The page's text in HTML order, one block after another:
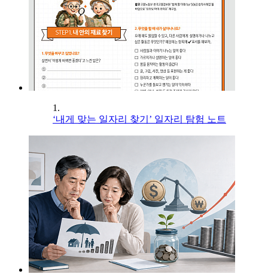
1.
‘내게 맞는 일자리 찾기’ 일자리 탐험 노트